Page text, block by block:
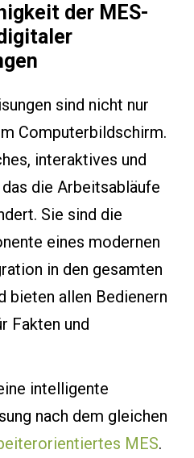
der MES-
sind nicht nur
Computerbildschirm.
interaktives und
die Arbeitsabläufe
Sie sind die
eines modernen
in den gesamten
bieten allen Bedienern
Fakten und
intelligente
nach dem gleichen
MES.